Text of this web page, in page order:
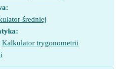
średniej
Kalkulator trygonometrii